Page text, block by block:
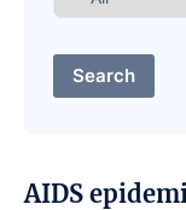
Search
AIDS